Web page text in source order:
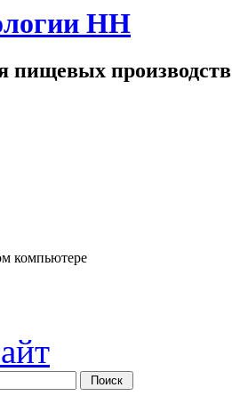
НН
пищевых производств
компьютере